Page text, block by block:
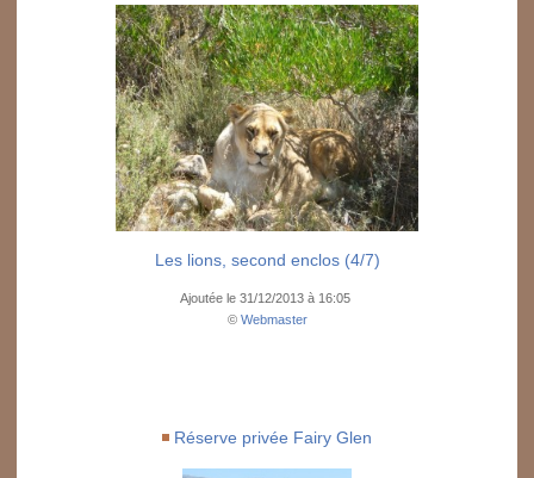
Les lions, second enclos (4/7)
Ajoutée le 31/12/2013 à 16:05
© Webmaster
Réserve privée Fairy Glen